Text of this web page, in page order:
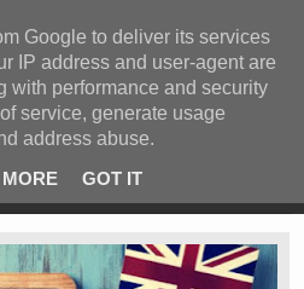
τάματα από Ιερό Ναό στις Σέρρες
Google to deliver its services
IP address and user-agent are
with performance and security
service, generate usage
address abuse.
GOT IT